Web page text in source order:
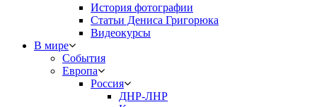
История фотографии
Статьи Дениса Григорюка
Видеокурсы
В мире
События
Европа
Россия
ДНР-ЛНР